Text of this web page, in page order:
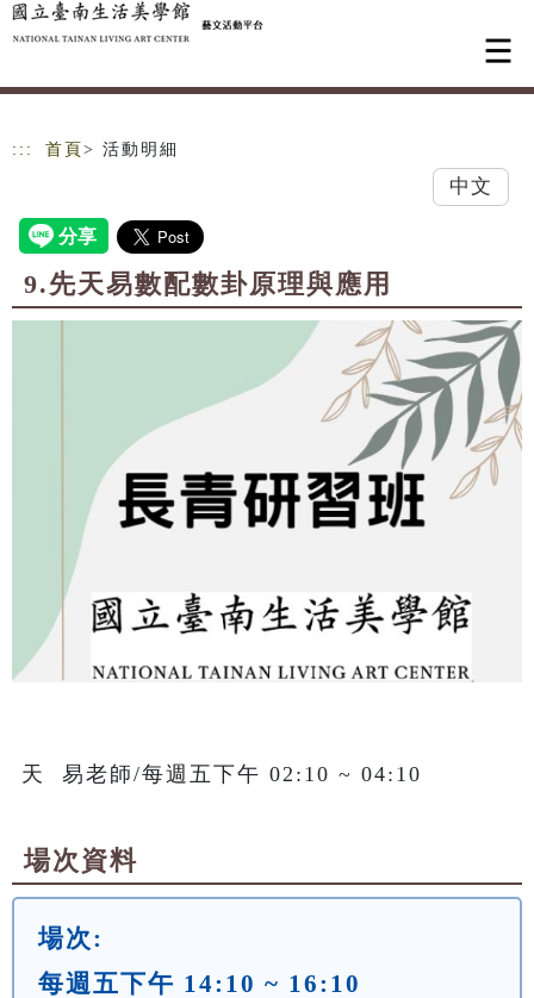
跳到主要內容
網站導覽
::: 首頁 > 活動明細
中文
9.先天易數配數卦原理與應用
天  易老師/每週五下午 02:10 ~ 04:10
場次資料
場次:
每週五下午 14:10 ~ 16:10